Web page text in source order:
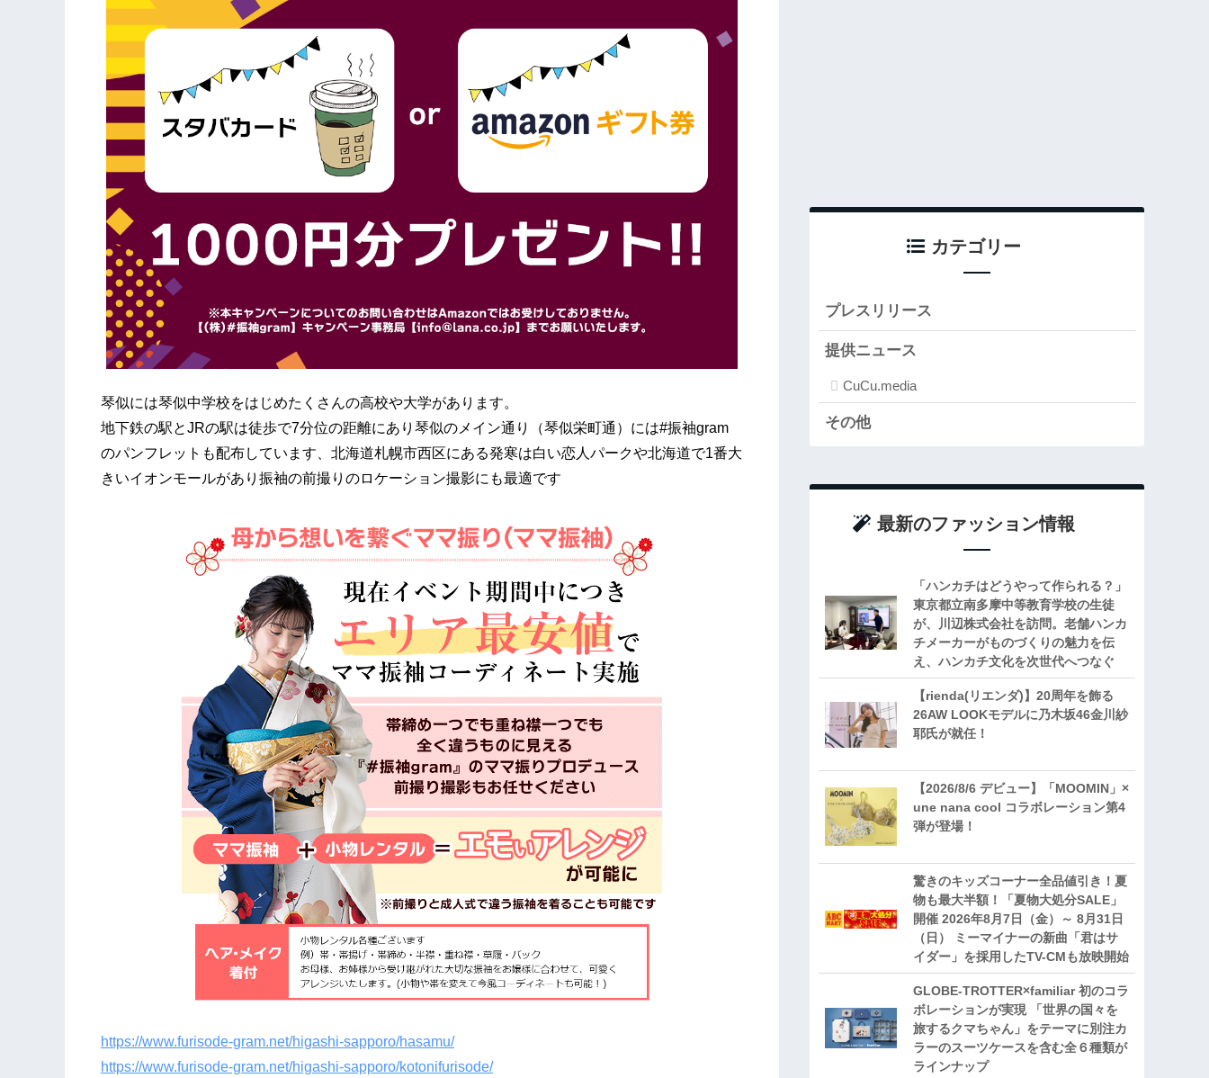
琴似には琴似中学校をはじめたくさんの高校や大学があります。
地下鉄の駅とJRの駅は徒歩で7分位の距離にあり琴似のメイン通り（琴似栄町通）には#振袖gram
のパンフレットも配布しています、北海道札幌市西区にある発寒は白い恋人パークや北海道で1番大
きいイオンモールがあり振袖の前撮りのロケーション撮影にも最適です
https://www.furisode-gram.net/higashi-sapporo/hasamu/
https://www.furisode-gram.net/higashi-sapporo/kotonifurisode/
カテゴリー
プレスリリース
提供ニュース
CuCu.media
その他
最新のファッション情報
「ハンカチはどうやって作られる？」
東京都立南多摩中等教育学校の生徒
が、川辺株式会社を訪問。老舗ハンカ
チメーカーがものづくりの魅力を伝
え、ハンカチ文化を次世代へつなぐ
【rienda(リエンダ)】20周年を飾る
26AW LOOKモデルに乃木坂46金川紗
耶氏が就任！
【2026/8/6 デビュー】「MOOMIN」×
une nana cool コラボレーション第4
弾が登場！
驚きのキッズコーナー全品値引き！夏
物も最大半額！「夏物大処分SALE」
開催 2026年8月7日（金）～ 8月31日
（日） ミーマイナーの新曲「君はサ
イダー」を採用したTV-CMも放映開始
GLOBE-TROTTER×familiar 初のコラ
ボレーションが実現 「世界の国々を
旅するクマちゃん」をテーマに別注カ
ラーのスーツケースを含む全６種類が
ラインナップ